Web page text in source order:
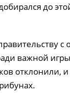
до
важной
отклонили,